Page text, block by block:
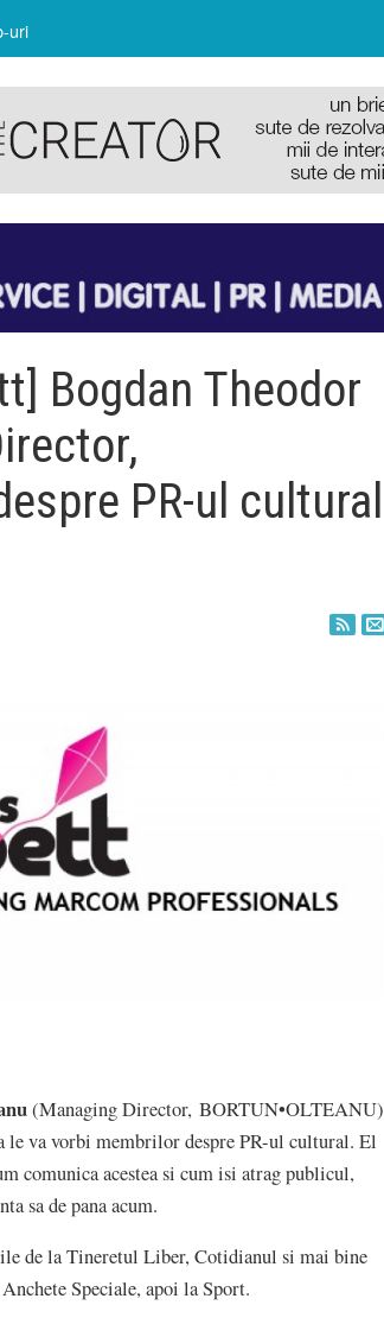
uri
Bogdan Theodor
PR-ul cultural
(Managing Director, BORTUN•OLTEANU)
le va vorbi membrilor despre PR-ul cultural. El
comunica acestea si cum isi atrag publicul,
sa de pana acum.
de la Tineretul Liber, Cotidianul si mai bine
Speciale, apoi la Sport.